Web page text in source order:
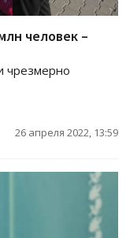
человек –
чрезмерно
26 апреля 2022, 13:59